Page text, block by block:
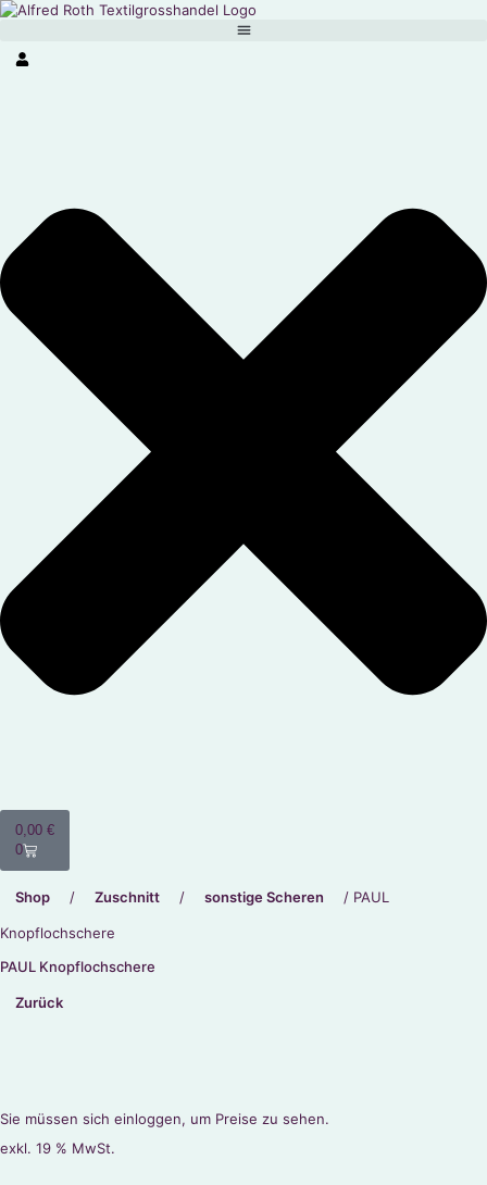
0,00 €
0
Shop / Zuschnitt / sonstige Scheren / PAUL
Knopflochschere
PAUL Knopflochschere
Zurück
Sie müssen sich einloggen, um Preise zu sehen.
exkl. 19 % MwSt.